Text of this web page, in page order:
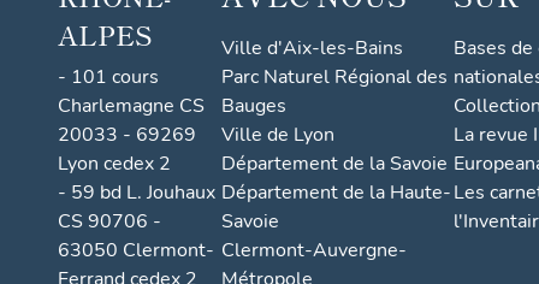
ALPES
- 101 cours
Charlemagne CS
20033 - 69269
Lyon cedex 2
- 59 bd L. Jouhaux
CS 90706 -
63050 Clermont-
Ville d'Aix-les-Bains
Parc Naturel Régional des
Bauges
Ville de Lyon
Département de la Savoie
Département de la Haute-
Savoie
Clermont-Auvergne-
Bases
La revue
Les